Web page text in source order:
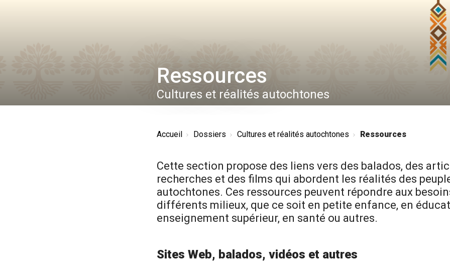
Ressources
Cultures et réalités autochtones
Accueil Dossiers Cultures et réalités autochtones Ressources
Cette section propose des liens vers des balados, des
recherches et des films qui abordent les réalités des
autochtones. Ces ressources peuvent répondre aux
différents milieux, que ce soit en petite enfance, en
enseignement supérieur, en santé ou autres.
Sites Web, balados, vidéos et autres